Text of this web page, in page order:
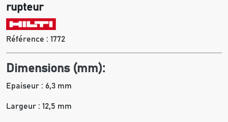
rupteur
Référence : 1772
Dimensions (mm):
Epaiseur : 6,3 mm
Largeur : 12,5 mm